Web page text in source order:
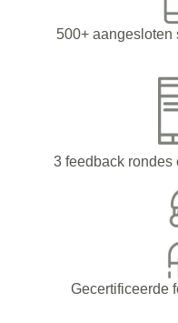
500+ aangesloten
3 feedback rondes
Gecertificeerde